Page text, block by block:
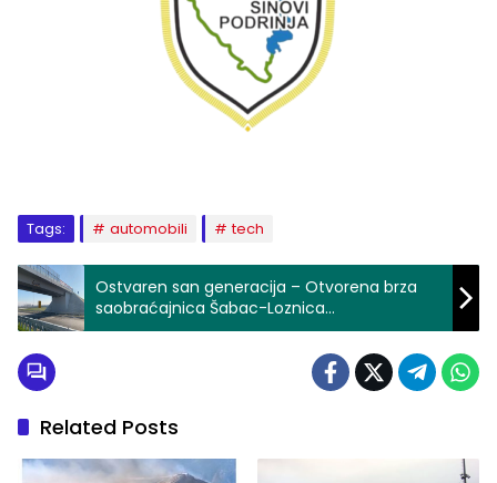
Tags: automobili tech
Ostvaren san generacija – Otvorena brza
saobraćajnica Šabac-Loznica
(FOTO+VIDEO)
Related Posts